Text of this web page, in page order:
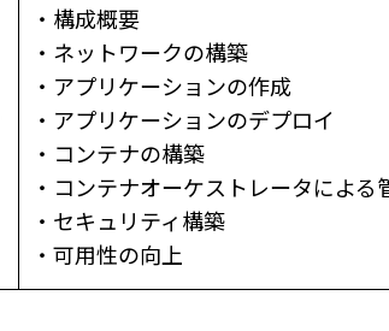
・構成概要
・ネットワークの構築
・アプリケーションの作成
・アプリケーションのデプロイ
・コンテナの構築
・コンテナオーケストレータによる
・セキュリティ構築
・可用性の向上